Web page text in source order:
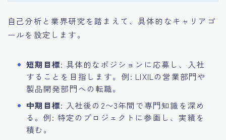
自己分析と業界研究を踏まえて、具体的なキャリアゴ
ールを設定します。
短期目標: 具体的なポジションに応募し、入社
することを目指します。例: LIXILの営業部門や
製品開発部門への転職。
中期目標: 入社後の2〜3年間で専門知識を深め
る。例: 特定のプロジェクトに参画し、実績を
積む。